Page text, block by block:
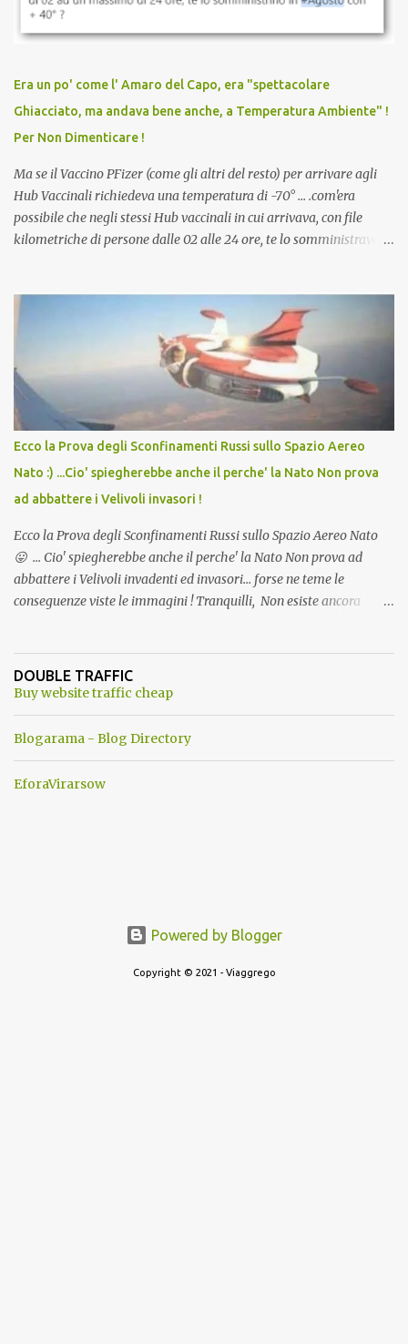
vaccinato, nessuno aveva prima cercato di farti sentire una
persona cattiva. Non avevamo mai visto un vaccino che minacci le
vaccino usato per minacciare i mezzi di sussistenza, il lavoro o la
scuola. Non avevamo mai visto un vaccino che permettesse a un
dodicenne di ignorare il consenso dei genitori. Dopo tutti i vaccini
che abbiamo elencato sopra...
Era un po' come l' Amaro del Capo, era "spettacolare
Ghiacciato, ma andava bene anche, a Temperatura Ambiente" !
Per Non Dimenticare !
Ma se il Vaccino PFizer (come gli altri del resto) per arrivare agli
Hub Vaccinali richiedeva una temperatura di -70° ... .com'era
possibile che negli stessi Hub vaccinali in cui arrivava, con file
kilometriche di persone dalle 02 alle 24 ore, te lo somministravano
Vaccino come: l' Amaro del Capo, era "spettacolare Ghiacciato, ma
andava bene anche, a Temperatura Ambiente"! Riproponiamo
l'articolo per NON Dimenticare!
Ecco la Prova degli Sconfinamenti Russi sullo Spazio Aereo
Nato :) ...Cio' spiegherebbe anche il perche' la Nato Non prova
ad abbattere i Velivoli invasori !
Ecco la Prova degli Sconfinamenti Russi sullo Spazio Aereo Nato
😛 ... Cio' spiegherebbe anche il perche' la Nato Non prova ad
abbattere i Velivoli invadenti ed invasori... forse ne teme le
conseguenze viste le immagini ! Tranquilli, Non esiste ancora
ancora una fantasia Nato o forse una "False Flag", per provocare
una guerra mondiale che difficilmente da menti sane, potrebbe
DOUBLE TRAFFIC
Buy website traffic cheap
Blogarama - Blog Directory
EforaVirarsow
Powered by Blogger
Copyright © 2021 - Viaggrego